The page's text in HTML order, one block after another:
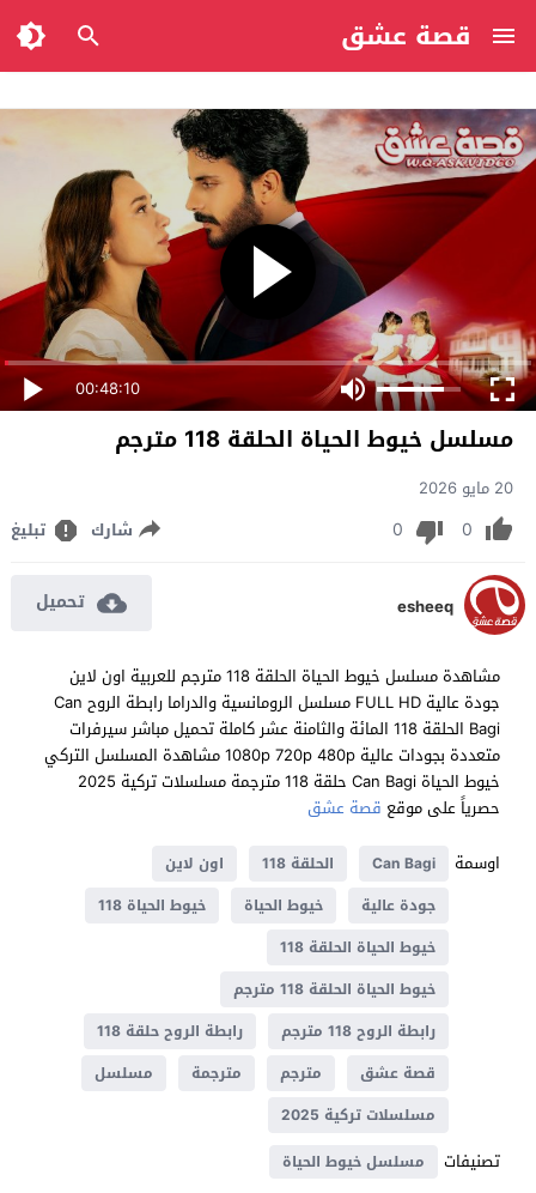
قصة عشق
00:48:10
مسلسل خيوط الحياة الحلقة 118 مترجم
20 مايو 2026
0
0 شارك تبليغ
esheeq تحميل
مشاهدة مسلسل خيوط الحياة الحلقة 118 مترجم للعربية اون لاين
جودة عالية FULL HD مسلسل الرومانسية والدراما رابطة الروح Can
Bagi الحلقة 118 المائة والثامنة عشر كاملة تحميل مباشر سيرفرات
متعددة بجودات عالية 1080p 720p 480p مشاهدة المسلسل التركي
خيوط الحياة Can Bagi حلقة 118 مترجمة مسلسلات تركية 2025
حصرياً على موقع قصة عشق
اوسمة
Can Bagi الحلقة 118
اون لاين
جودة عالية
خيوط الحياة
خيوط الحياة 118
خيوط الحياة الحلقة 118
خيوط الحياة الحلقة 118 مترجم
رابطة الروح 118 مترجم
رابطة الروح حلقة 118
قصة عشق
مترجم مترجمة
مسلسل
مسلسلات تركية 2025
تصنيفات مسلسل خيوط الحياة